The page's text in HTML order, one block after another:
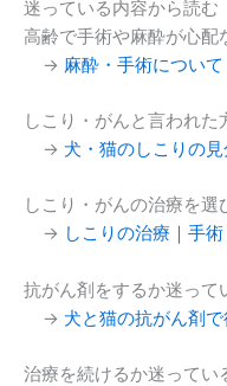
迷っている内容から読む
高齢で手術や麻酔が心配
→ 麻酔・手術について
しこり・がんと言われた
→ 犬・猫のしこりの
しこり・がんの治療を選
→ しこりの治療｜手
抗がん剤をするか迷って
→ 犬と猫の抗がん剤
治療を続けるか迷ってい